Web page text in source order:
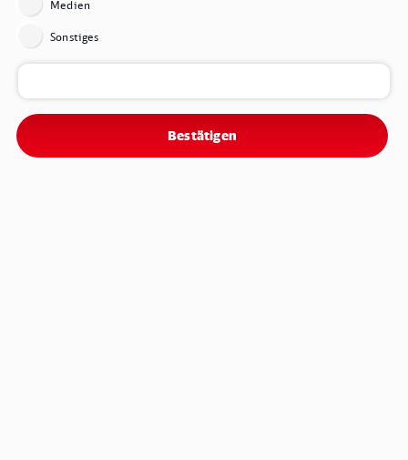
Tarifvertrag läuft 26 Monate bis zum 31. Dezember 2025.
Medien
Sonstiges
Bestätigen